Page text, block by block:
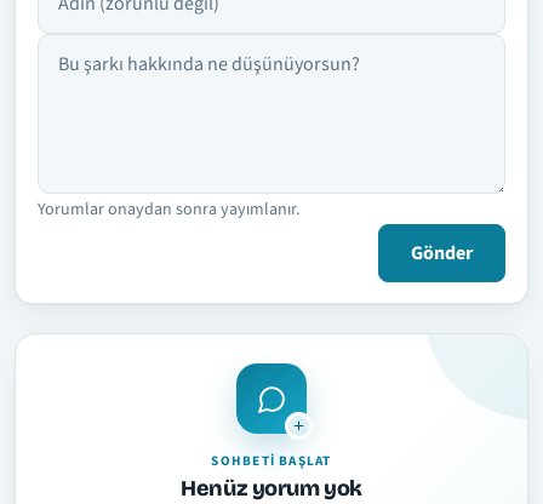
Yorumlar onaydan sonra yayımlanır.
Gönder
SOHBETI BAŞLAT
Henüz yorum yok